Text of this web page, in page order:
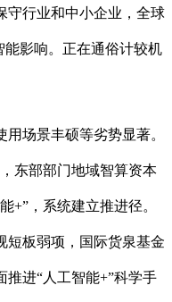
守行业和中小企业，全球
能影响。正在通俗计较机
场景丰硕等劣势显著。
东部部门地域智算资本
+”，系统建立推进径。
短板弱项，国际货泉基金
进“人工智能+”科学手